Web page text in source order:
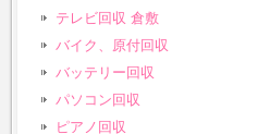
テレビ回収 倉敷
バイク、原付回収
バッテリー回収
パソコン回収
ピアノ回収